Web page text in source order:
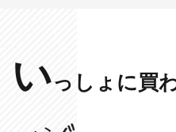
いっしょに買